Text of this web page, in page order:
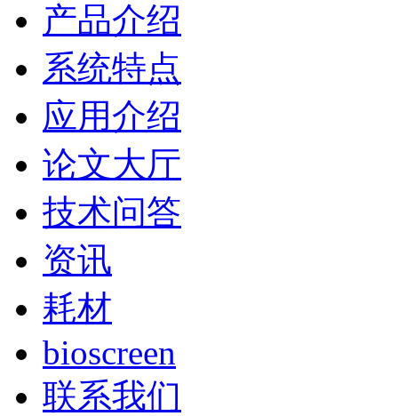
产品介绍
系统特点
应用介绍
论文大厅
技术问答
资讯
耗材
bioscreen
联系我们